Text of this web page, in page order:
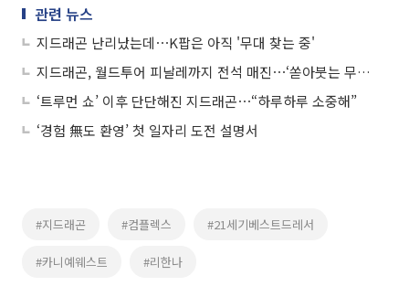
관련 뉴스
지드래곤 난리났는데⋯K팝은 아직 '무대 찾는 중'
지드래곤, 월드투어 피날레까지 전석 매진⋯‘쏟아붓는 무대’ 예고
‘트루먼 쇼’ 이후 단단해진 지드래곤⋯“하루하루 소중해”
‘경험 無도 환영’ 첫 일자리 도전 설명서
#지드래곤 #컴플렉스 #21세기베스트드레서
#카니예웨스트 #리한나